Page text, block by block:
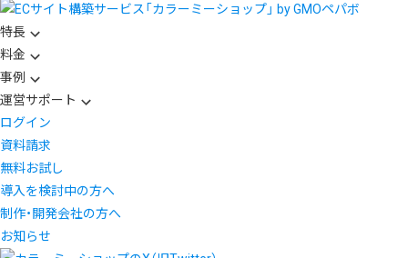
特長
料金
事例
運営サポート
ログイン
資料請求
無料お試し
導入を検討中の方へ
制作・開発会社の方へ
お知らせ